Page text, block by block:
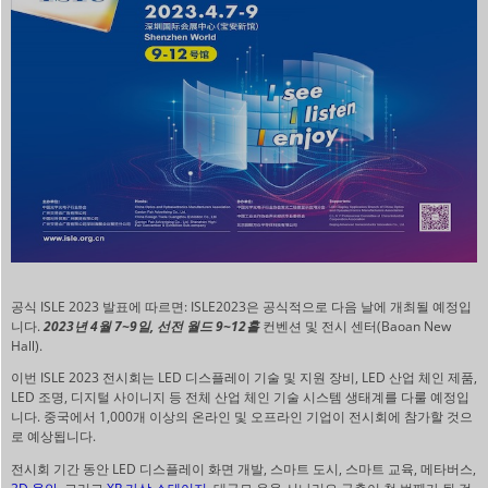
공식 ISLE 2023 발표에 따르면: ISLE2023은 공식적으로 다음 날에 개최될 예정입
니다.2023년 4월 7~9일, 선전 월드 9~12홀 컨벤션 및 전시 센터(Baoan New
Hall).
이번 ISLE 2023 전시회는 LED 디스플레이 기술 및 지원 장비, LED 산업 체인 제품,
LED 조명, 디지털 사이니지 등 전체 산업 체인 기술 시스템 생태계를 다룰 예정입
니다. 중국에서 1,000개 이상의 온라인 및 오프라인 기업이 전시회에 참가할 것으
로 예상됩니다.
전시회 기간 동안 LED 디스플레이 화면 개발, 스마트 도시, 스마트 교육, 메타버스,